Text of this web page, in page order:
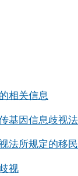
相关信息
基因信息歧视法
法所规定的移
视